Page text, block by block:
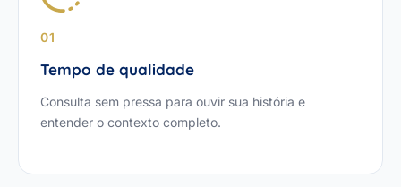
01
Tempo de qualidade
Consulta sem pressa para ouvir sua história e
entender o contexto completo.